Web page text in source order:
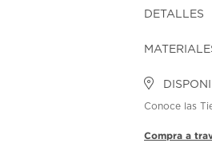
DETALLES
Conoce las
Compra a